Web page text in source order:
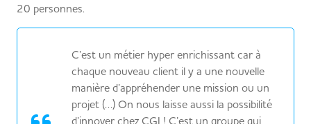
20 personnes.
C’est un métier hyper enrichissant car à
chaque nouveau client il y a une nouvelle
manière d’appréhender une mission ou un
projet (…) On nous laisse aussi la possibilité
d’innover chez CGI ! C’est un groupe qui